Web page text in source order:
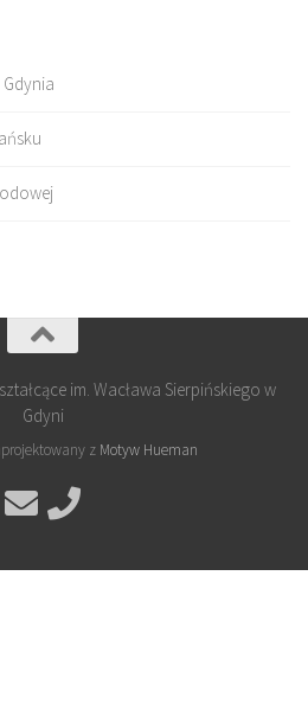
im. Wacława Sierpińskiego w
Gdyni
z Motyw Hueman